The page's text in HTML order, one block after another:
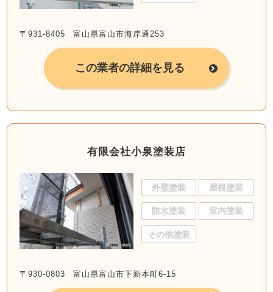
〒931-8405 富山県富山市海岸通253
この業者の詳細を見る
有限会社小泉塗装店
外壁塗装 屋根塗装
防水塗装 室内塗装
その他塗装
〒930-0803 富山県富山市下新本町6-15